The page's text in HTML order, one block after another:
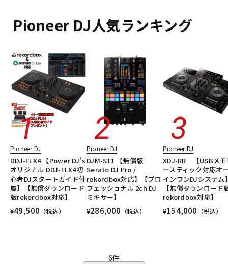
管楽器
アンプ エフェクター
DJ機器
DTM オンライン納品 レコーディング機器
配信/ライブ機器 楽器アクセサリ
Pioneer DJ人気ランキング
Pioneer DJ
DDJ-FLX4 【Power DJ's
オリジナル DDJ-FLX4初
心者DJスタートガイド付
属】【無償ダウンロード
版rekordbox対応】
¥49,500 （税込）
Pioneer DJ
DJM-S11 【無償版
Serato DJ Pro /
rekordbox対応】【プロ
フェッショナル 2ch DJ
ミキサー】
¥286,000 （税込）
Pioneer DJ
XDJ-RR 【USBメモ
ースティック対応オ
インワンDJシステム
【無償ダウンロード
rekordbox対応】
¥154,000 （税込）
6件